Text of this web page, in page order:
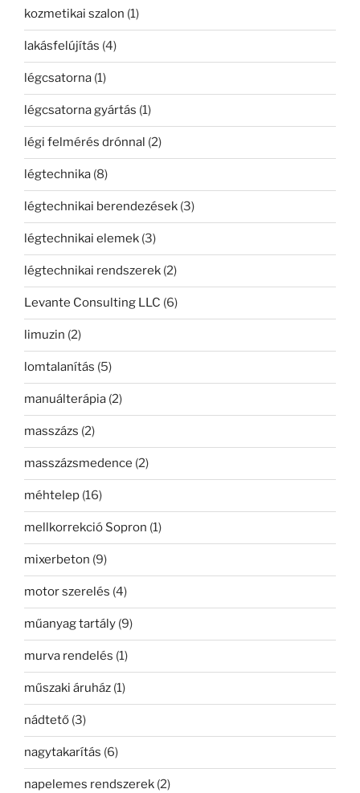
kozmetikai szalon (1)
lakásfelújítás (4)
légcsatorna (1)
légcsatorna gyártás (1)
légi felmérés drónnal (2)
légtechnika (8)
légtechnikai berendezések (3)
légtechnikai elemek (3)
légtechnikai rendszerek (2)
Levante Consulting LLC (6)
limuzin (2)
lomtalanítás (5)
manuálterápia (2)
masszázs (2)
masszázsmedence (2)
méhtelep (16)
mellkorrekció Sopron (1)
mixerbeton (9)
motor szerelés (4)
műanyag tartály (9)
murva rendelés (1)
műszaki áruház (1)
nádtető (3)
nagytakarítás (6)
napelemes rendszerek (2)